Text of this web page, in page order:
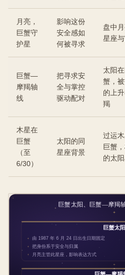
月亮，
巨蟹守
护星
影响这份
安全感如
何被寻求
盘中
星座
巨蟹—
摩羯轴
线
把寻求安
全与掌控
驱动配对
太阳
蟹，
的上
羯
木星在
巨蟹
（至
6/30）
太阳的同
星座背景
过运
巨蟹
的太